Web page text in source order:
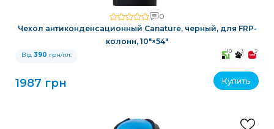
0
Чехол антиконденсационный Canature, черный, для FRP-
колонн, 10″×54″
Від 390 грн/пл. 10 3 3
1987 грн Купить